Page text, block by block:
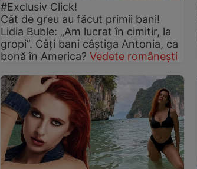
#Exclusiv Click!
Cât de greu au făcut primii bani!
Lidia Buble: „Am lucrat în cimitir, la
gropi”. Câți bani câștiga Antonia, ca
bonă în America? Vedete românești